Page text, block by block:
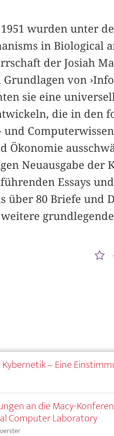
wurden unter
in Biological
der Josiah
von
sie eine
die in den
Ökonomie
Neuausgabe der
Essays
über 80 Briefe und
– Eine
an die Macy-
Computer Laboratory